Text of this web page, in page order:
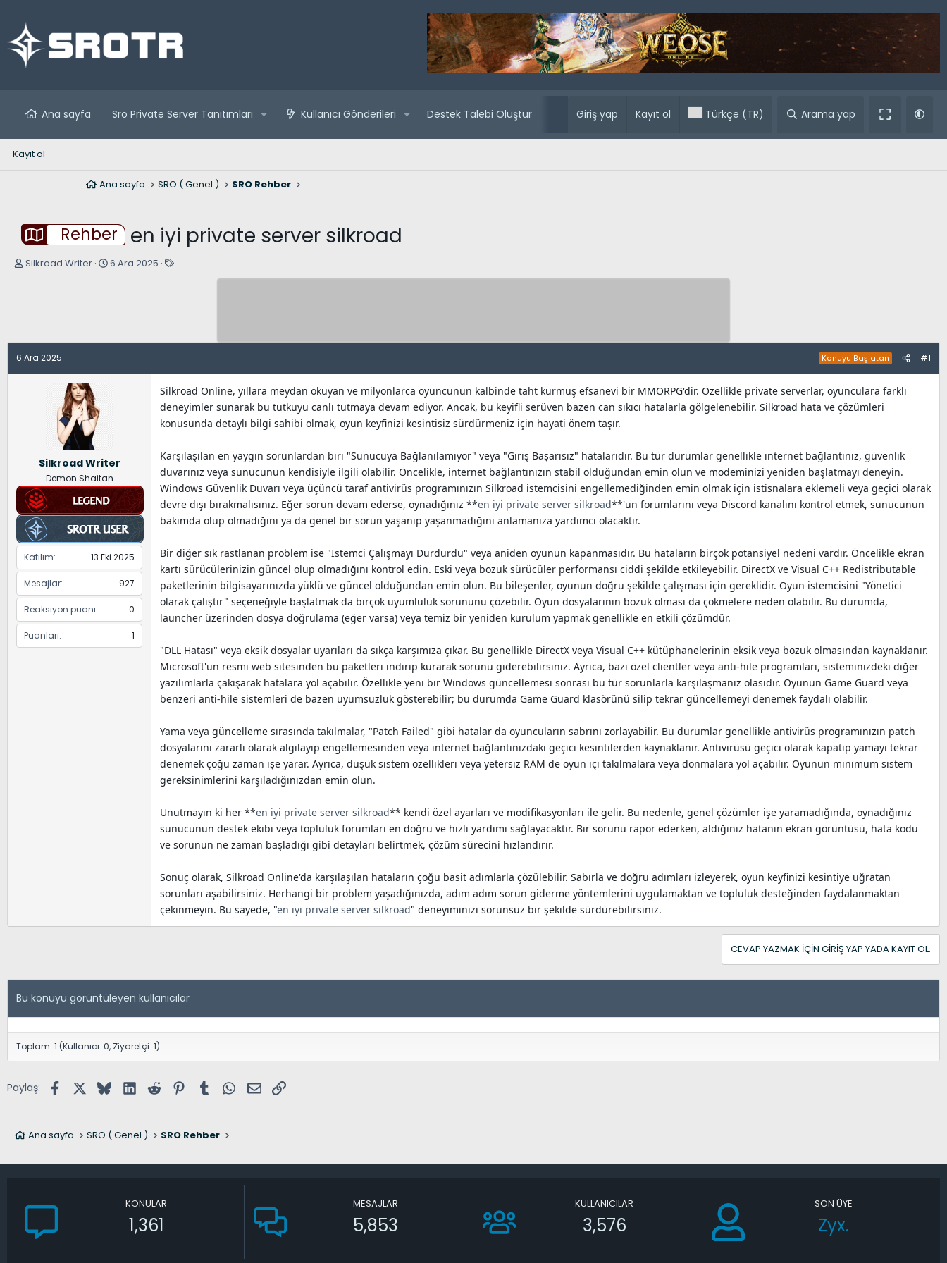
Ana sayfa Sro Private Server Tanıtımları Kullanıcı Gönderileri Destek Talebi Oluştur Yaklaşan sunucular
Giriş yap Kayıt ol Türkçe (TR) Arama yap
Kayıt ol
Ana sayfa SRO ( Genel ) SRO Rehber
Rehber en iyi private server silkroad
K
u
B
a
Silkroad Writer
B
n
ı
h
i
6 Ara 2025
E
t
e
r
6 Ara 2025 Konuyu Başlatan #1
Silkroad Writer
Demon Shaitan
Katılım 13 Eki 2025
Mesajlar 927
Reaksiyon puanı 0
Puanları 1
Silkroad Online, yıllara meydan okuyan ve milyonlarca oyuncunun kalbinde taht kurmuş efsanevi bir MMORPG'dir. Özellikle private serverlar, oyunculara farklı
deneyimler sunarak bu tutkuyu canlı tutmaya devam ediyor. Ancak, bu keyifli serüven bazen can sıkıcı hatalarla gölgelenebilir. Silkroad hata ve çözümleri
konusunda detaylı bilgi sahibi olmak, oyun keyfinizi kesintisiz sürdürmeniz için hayati önem taşır.
Karşılaşılan en yaygın sorunlardan biri "Sunucuya Bağlanılamıyor" veya "Giriş Başarısız" hatalarıdır. Bu tür durumlar genellikle internet bağlantınız, güvenlik
duvarınız veya sunucunun kendisiyle ilgili olabilir. Öncelikle, internet bağlantınızın stabil olduğundan emin olun ve modeminizi yeniden başlatmayı deneyin.
Windows Güvenlik Duvarı veya üçüncü taraf antivirüs programınızın Silkroad istemcisini engellemediğinden emin olmak için istisnalara eklemeli veya geçici olarak
devre dışı bırakmalısınız. Eğer sorun devam ederse, oynadığınız **en iyi private server silkroad**'un forumlarını veya Discord kanalını kontrol etmek, sunucunun
bakımda olup olmadığını ya da genel bir sorun yaşanıp yaşanmadığını anlamanıza yardımcı olacaktır.
Bir diğer sık rastlanan problem ise "İstemci Çalışmayı Durdurdu" veya aniden oyunun kapanmasıdır. Bu hataların birçok potansiyel nedeni vardır. Öncelikle ekran
kartı sürücülerinizin güncel olup olmadığını kontrol edin. Eski veya bozuk sürücüler performansı ciddi şekilde etkileyebilir. DirectX ve Visual C++ Redistributable
paketlerinin bilgisayarınızda yüklü ve güncel olduğundan emin olun. Bu bileşenler, oyunun doğru şekilde çalışması için gereklidir. Oyun istemcisini "Yönetici
olarak çalıştır" seçeneğiyle başlatmak da birçok uyumluluk sorununu çözebilir. Oyun dosyalarının bozuk olması da çökmelere neden olabilir. Bu durumda,
launcher üzerinden dosya doğrulama (eğer varsa) veya temiz bir yeniden kurulum yapmak genellikle en etkili çözümdür.
"DLL Hatası" veya eksik dosyalar uyarıları da sıkça karşımıza çıkar. Bu genellikle DirectX veya Visual C++ kütüphanelerinin eksik veya bozuk olmasından kaynaklanır.
Microsoft'un resmi web sitesinden bu paketleri indirip kurarak sorunu giderebilirsiniz. Ayrıca, bazı özel clientler veya anti-hile programları, sisteminizdeki diğer
yazılımlarla çakışarak hatalara yol açabilir. Özellikle yeni bir Windows güncellemesi sonrası bu tür sorunlarla karşılaşmanız olasıdır. Oyunun Game Guard veya
benzeri anti-hile sistemleri de bazen uyumsuzluk gösterebilir; bu durumda Game Guard klasörünü silip tekrar güncellemeyi denemek faydalı olabilir.
Yama veya güncelleme sırasında takılmalar, "Patch Failed" gibi hatalar da oyuncuların sabrını zorlayabilir. Bu durumlar genellikle antivirüs programınızın patch
dosyalarını zararlı olarak algılayıp engellemesinden veya internet bağlantınızdaki geçici kesintilerden kaynaklanır. Antivirüsü geçici olarak kapatıp yamayı tekrar
denemek çoğu zaman işe yarar. Ayrıca, düşük sistem özellikleri veya yetersiz RAM de oyun içi takılmalara veya donmalara yol açabilir. Oyunun minimum sistem
gereksinimlerini karşıladığınızdan emin olun.
Unutmayın ki her **en iyi private server silkroad** kendi özel ayarları ve modifikasyonları ile gelir. Bu nedenle, genel çözümler işe yaramadığında, oynadığınız
sunucunun destek ekibi veya topluluk forumları en doğru ve hızlı yardımı sağlayacaktır. Bir sorunu rapor ederken, aldığınız hatanın ekran görüntüsü, hata kodu
ve sorunun ne zaman başladığı gibi detayları belirtmek, çözüm sürecini hızlandırır.
Sonuç olarak, Silkroad Online'da karşılaşılan hataların çoğu basit adımlarla çözülebilir. Sabırla ve doğru adımları izleyerek, oyun keyfinizi kesintiye uğratan
sorunları aşabilirsiniz. Herhangi bir problem yaşadığınızda, adım adım sorun giderme yöntemlerini uygulamaktan ve topluluk desteğinden faydalanmaktan
çekinmeyin. Bu sayede, "en iyi private server silkroad" deneyiminizi sorunsuz bir şekilde sürdürebilirsiniz.
CEVAP YAZMAK IÇIN GIRIŞ YAP YADA KAYIT OL.
Bu konuyu görüntüleyen kullanıcılar
Toplam: 1 (Kullanıcı: 0, Ziyaretçi: 1)
Paylaş: FacebookX (Twitter)
BlueskyLinkedIn
Reddit PinterestTumblr WhatsApp
E-postaLink
Ana sayfa SRO ( Genel ) SRO Rehber
KONULAR
1,361
MESAJLAR
5,853
KULLANICILAR
3,576
SON ÜYE
Zyx.